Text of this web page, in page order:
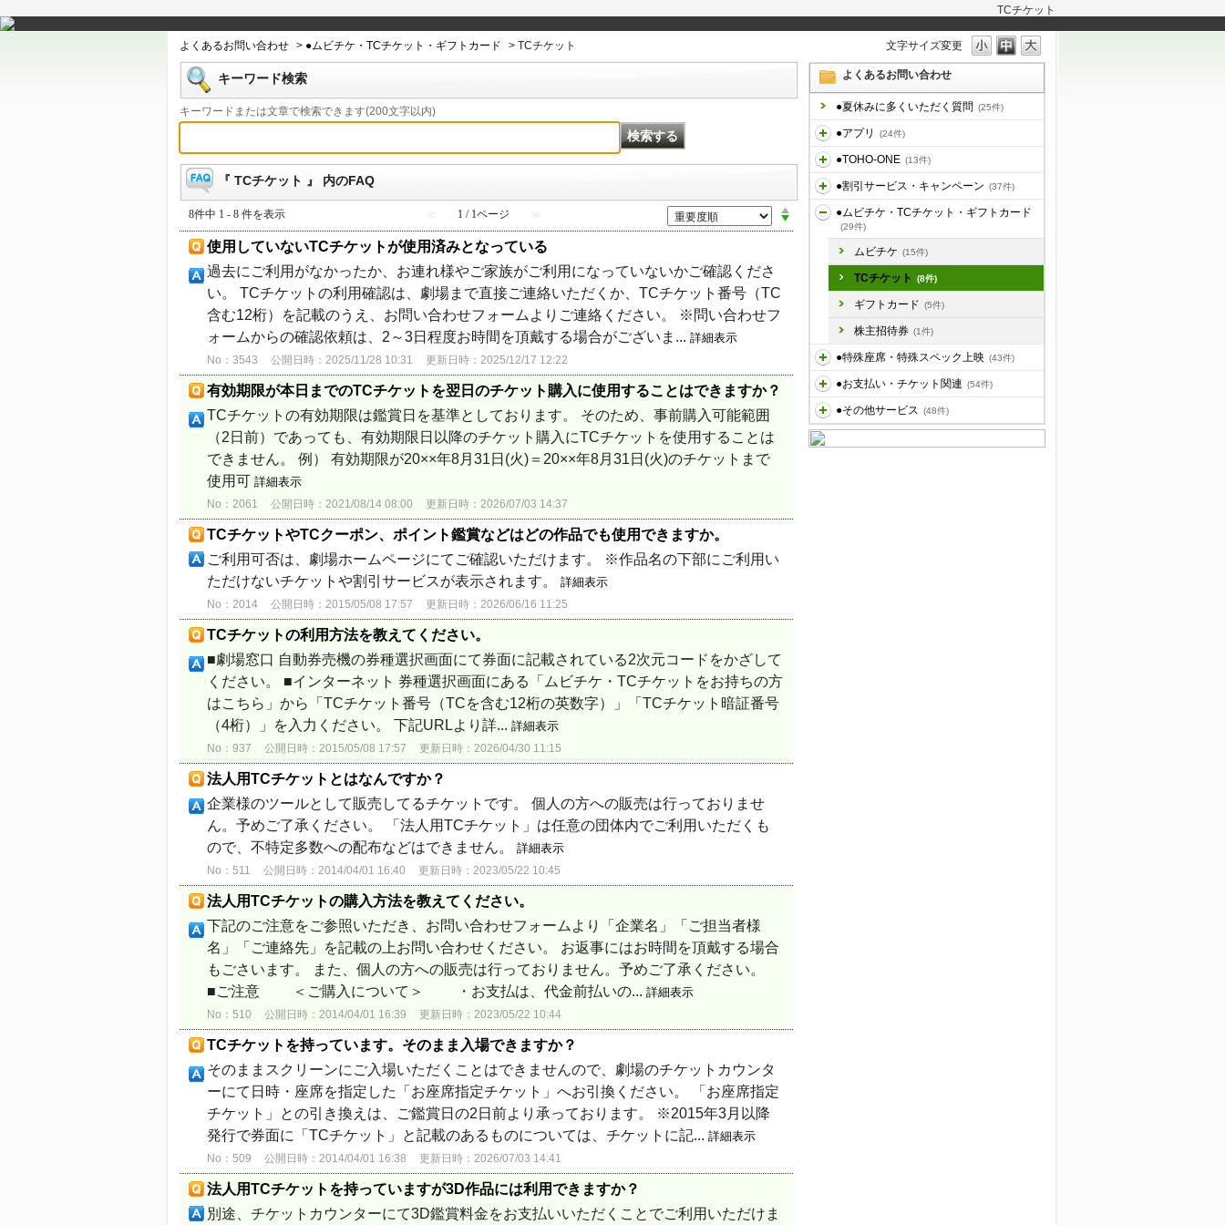
TCチケット
文字サイズ変更
よくあるお問い合わせ > ●ムビチケ・TCチケット・ギフトカード > TCチケット
よくあるお問い合わせ
●夏休みに多くいただく質問 (25件)
●アプリ (24件)
●TOHO-ONE (13件)
●割引サービス・キャンペーン (37件)
●ムビチケ・TCチケット・ギフトカード
(29件)
ムビチケ (15件)
TCチケット (8件)
ギフトカード (5件)
株主招待券 (1件)
●特殊座席・特殊スペック上映 (43件)
●お支払い・チケット関連 (54件)
●その他サービス (48件)
キーワード検索
キーワードまたは文章で検索できます(200文字以内)
『 TCチケット 』 内のFAQ
8件中 1 - 8 件を表示 ≪ 1 / 1ページ ≫
使用していないTCチケットが使用済みとなっている
過去にご利用がなかったか、お連れ様やご家族がご利用になっていないかご確認くださ
い。 TCチケットの利用確認は、劇場まで直接ご連絡いただくか、TCチケット番号（TC
含む12桁）を記載のうえ、お問い合わせフォームよりご連絡ください。 ※問い合わせフ
ォームからの確認依頼は、2～3日程度お時間を頂戴する場合がございま... 詳細表示
No：3543 公開日時：2025/11/28 10:31 更新日時：2025/12/17 12:22
有効期限が本日までのTCチケットを翌日のチケット購入に使用することはできますか？
TCチケットの有効期限は鑑賞日を基準としております。 そのため、事前購入可能範囲
（2日前）であっても、有効期限日以降のチケット購入にTCチケットを使用することは
できません。 例） 有効期限が20××年8月31日(火)＝20××年8月31日(火)のチケットまで
使用可 詳細表示
No：2061 公開日時：2021/08/14 08:00 更新日時：2026/07/03 14:37
TCチケットやTCクーポン、ポイント鑑賞などはどの作品でも使用できますか。
ご利用可否は、劇場ホームページにてご確認いただけます。 ※作品名の下部にご利用い
ただけないチケットや割引サービスが表示されます。 詳細表示
No：2014 公開日時：2015/05/08 17:57 更新日時：2026/06/16 11:25
TCチケットの利用方法を教えてください。
■劇場窓口 自動券売機の券種選択画面にて券面に記載されている2次元コードをかざして
ください。 ■インターネット 券種選択画面にある「ムビチケ・TCチケットをお持ちの方
はこちら」から「TCチケット番号（TCを含む12桁の英数字）」「TCチケット暗証番号
（4桁）」を入力ください。 下記URLより詳... 詳細表示
No：937 公開日時：2015/05/08 17:57 更新日時：2026/04/30 11:15
法人用TCチケットとはなんですか？
企業様のツールとして販売してるチケットです。 個人の方への販売は行っておりませ
ん。予めご了承ください。 「法人用TCチケット」は任意の団体内でご利用いただくも
ので、不特定多数への配布などはできません。 詳細表示
No：511 公開日時：2014/04/01 16:40 更新日時：2023/05/22 10:45
法人用TCチケットの購入方法を教えてください。
下記のご注意をご参照いただき、お問い合わせフォームより「企業名」「ご担当者様
名」「ご連絡先」を記載の上お問い合わせください。 お返事にはお時間を頂戴する場合
もごさいます。 また、個人の方への販売は行っておりません。予めご了承ください。
■ご注意 ＜ご購入について＞ ・お支払は、代金前払いの... 詳細表示
No：510 公開日時：2014/04/01 16:39 更新日時：2023/05/22 10:44
TCチケットを持っています。そのまま入場できますか？
そのままスクリーンにご入場いただくことはできませんので、劇場のチケットカウンタ
ーにて日時・座席を指定した「お座席指定チケット」へお引換ください。 「お座席指定
チケット」との引き換えは、ご鑑賞日の2日前より承っております。 ※2015年3月以降
発行で券面に「TCチケット」と記載のあるものについては、チケットに記... 詳細表示
No：509 公開日時：2014/04/01 16:38 更新日時：2026/07/03 14:41
法人用TCチケットを持っていますが3D作品には利用できますか？
別途、チケットカウンターにて3D鑑賞料金をお支払いいただくことでご利用いただけま